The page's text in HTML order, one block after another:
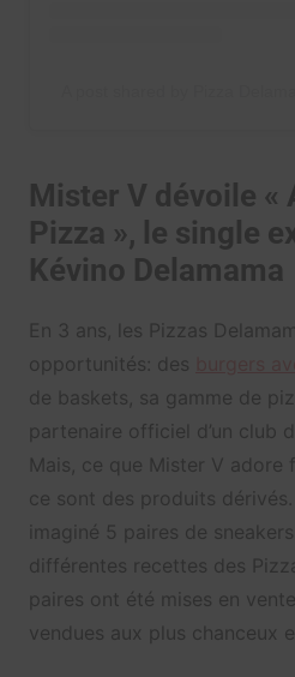
Mister V dévoile «
Pizza », le single
Kévino Delamama
En 3 ans, les Pizzas
opportunités: des
de baskets, sa gamme de
partenaire officiel d’un club
Mais, ce que Mister V adore
ce sont des produits
imaginé 5 paires de
différentes recettes des
paires ont été mises en
vendues aux plus chanceux